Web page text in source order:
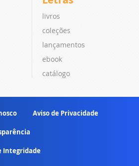
livros
coleções
lançamentos
ebook
catálogo
Aviso de Privacidade
Integridade